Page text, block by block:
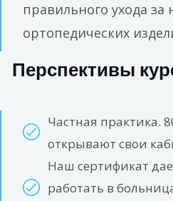
правильного ухода за
ортопедических
Перспективы
Частная практика.
открывают свои
Наш сертификат
работать в